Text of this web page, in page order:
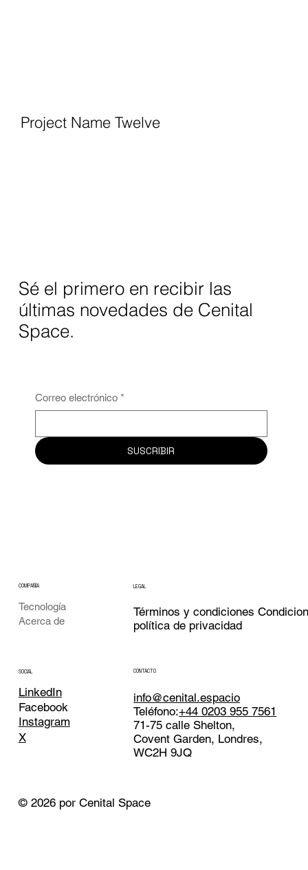
Project Name Twelve
Sé el primero en recibir las
últimas novedades de Cenital
Space.
Correo electrónico *
SUSCRIBIR
Tecnología
Acerca de
COMPAÑÍA LEGAL
política de privacidad
Términos y condiciones
SOCIAL
Facebook
Instagram
LinkedIn
X
CONTACTO
info@cenital.espacio
Teléfono:+44 0203 955 7561
71-75 calle Shelton,
Covent Garden, Londres,
WC2H 9JQ
© 2026 por Cenital Space